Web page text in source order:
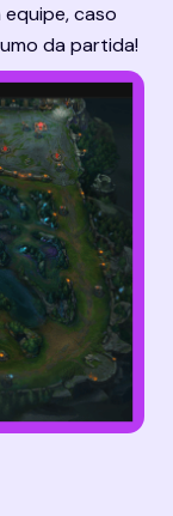
caso
da partida!